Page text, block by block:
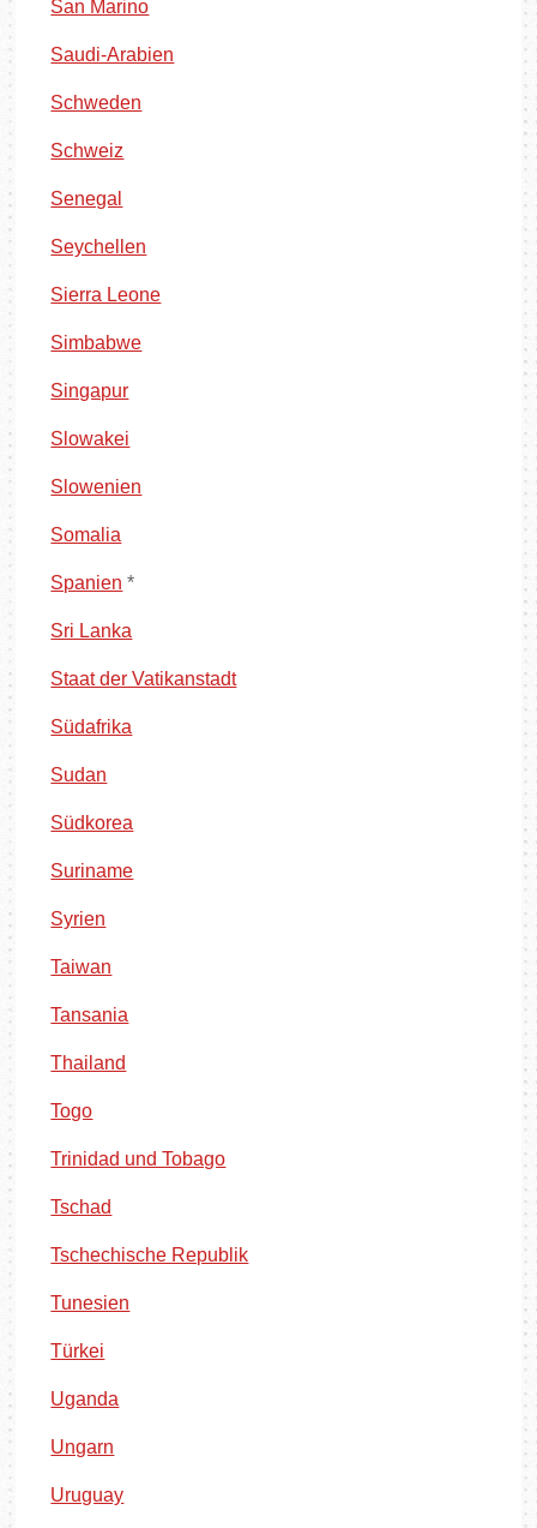
San Marino
Saudi-Arabien
Schweden
Schweiz
Senegal
Seychellen
Sierra Leone
Simbabwe
Singapur
Slowakei
Slowenien
Somalia
Spanien *
Sri Lanka
Staat der Vatikanstadt
Südafrika
Sudan
Südkorea
Suriname
Syrien
Taiwan
Tansania
Thailand
Togo
Trinidad und Tobago
Tschad
Tschechische Republik
Tunesien
Türkei
Uganda
Ungarn
Uruguay